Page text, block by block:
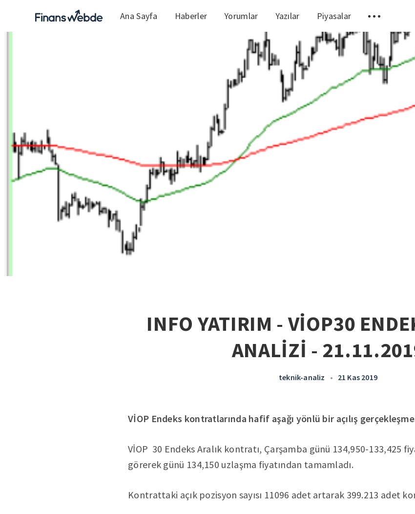
Ana Sayfa Haberler Yorumlar Yazılar Piyasalar
INFO YATIRIM - VİOP30
ANALİZİ -
teknik-analiz • 21 Kas 2019
VİOP Endeks kontratlarında hafif aşağı yönlü bir açılış
VİOP 30 Endeks Aralık kontratı, Çarşamba günü 134,950-133,425
görerek günü 134,150 uzlaşma fiyatından tamamladı.
Kontrattaki açık pozisyon sayısı 11096 adet artarak 399.213 adet